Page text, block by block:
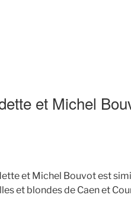
»
et Michel
et Michel Bouvot est
et blondes de Caen et